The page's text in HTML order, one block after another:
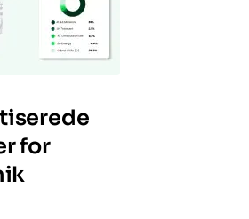
for